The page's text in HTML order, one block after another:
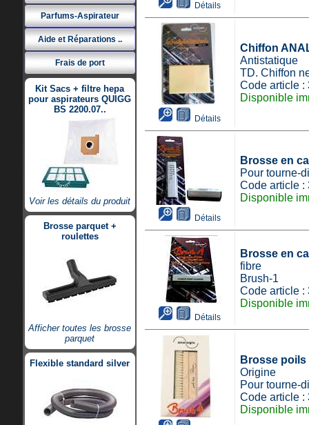
Parfums-Aspirateur
Aide et Réparations ..
Frais de port
Kit Sacs + filtre hepa
pour aspirateurs QUIGG
BS 2200.07..
Voir les détails du produit
Brosse parquet +
roulettes
Afficher toutes les brosse
parquet
Flexible standard silver
Détails
Détails
Chiffon
Antistatique
TD. Chiffon
Code article :
Disponible
Détails
Brosse en
Pour tourne-
Code article :
Disponible
Détails
Brosse en
fibre
Brush-1
Code article :
Disponible
Brosse
Origine
Pour tourne-
Code article :
Disponible